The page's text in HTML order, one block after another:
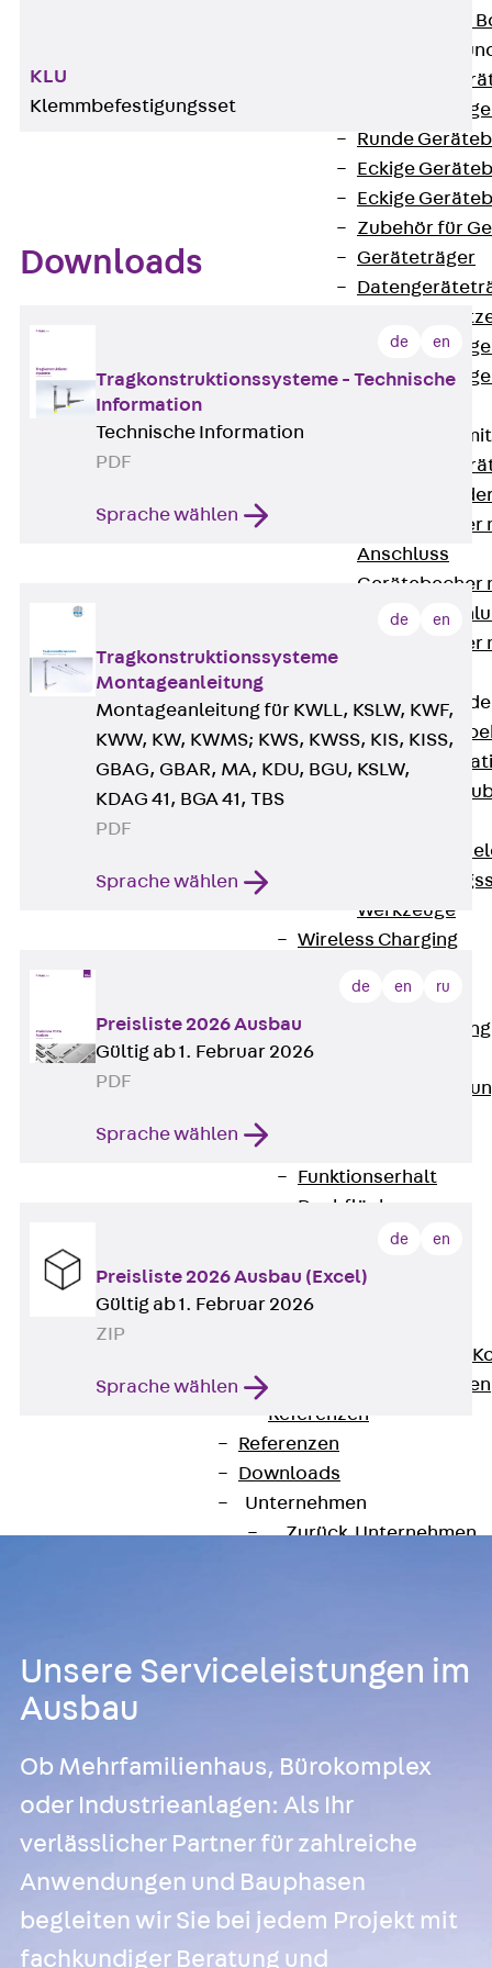
Nivellierbare
Gerätebecher
Runde
Eckige
Eckige
Zubehör für
Geräteträger
Gerätebecher
Gerätebecher
Anschluss
Gerätebecher
GST18-
Gerätebecher
Zubehör für
Zurück
Optionales
Werkzeuge
Wireless Charging
Industrieanlagen
Bodengeführte
Funktionserhalt
Dachflächen
Zurück
CAD und BIM
Beratung, Planung,
Individuelle Lösungen
Referenzen
Referenzen
Downloads
Unternehmen
Zurück Unternehmen
Mitgliedschaften &
News
Events
Kontakt
Ansprechpersonen
Technische Beratung
Standorte
KLU
Klemmbefestigungsset
Downloads
de en
Tragkonstruktionssysteme - Technische
Information
Technische Information
PDF
Sprache wählen
de en
Tragkonstruktionssysteme
Montageanleitung
Montageanleitung für KWLL, KSLW, KWF,
KWW, KW, KWMS; KWS, KWSS, KIS, KISS,
GBAG, GBAR, MA, KDU, BGU, KSLW,
KDAG 41, BGA 41, TBS
PDF
Sprache wählen
de en ru
Preisliste 2026 Ausbau
Gültig ab 1. Februar 2026
PDF
Sprache wählen
de en
Preisliste 2026 Ausbau (Excel)
Gültig ab 1. Februar 2026
ZIP
Sprache wählen
Unsere Serviceleistungen im
Ausbau
Ob Mehrfamilienhaus, Bürokomplex
oder Industrieanlagen: Als Ihr
verlässlicher Partner für zahlreiche
Anwendungen und Bauphasen
begleiten wir Sie bei jedem Projekt mit
fachkundiger Beratung und